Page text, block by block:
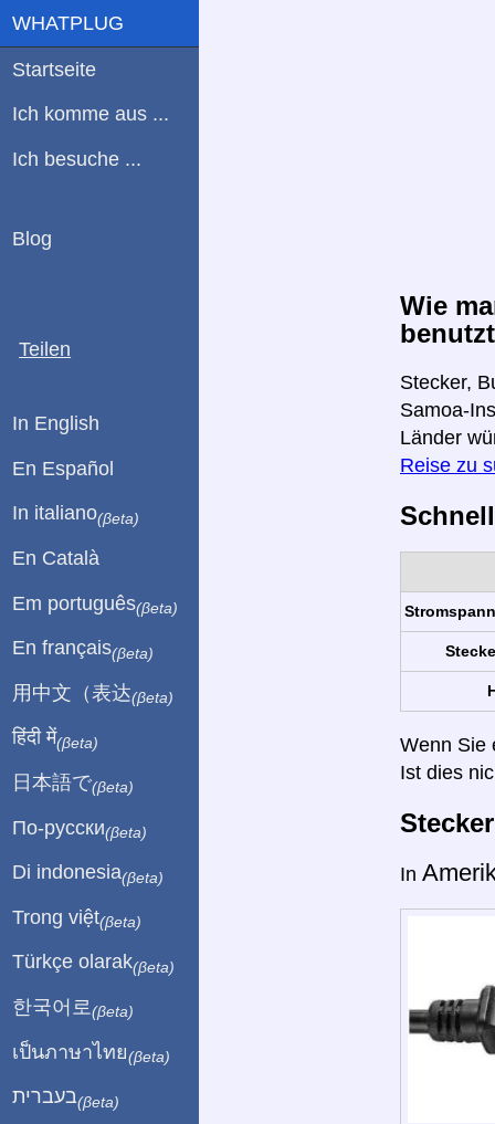
Wie
benutzt
Stecker,
Samoa-
Länder
Reise zu
Wenn Sie
Ist dies
In
WHATPLUG
Startseite
Ich komme aus ...
Ich besuche ...
Blog
Teilen
In English
En Español
In italiano(βeta)
En Català
Em português(βeta)
En français(βeta)
用中文（表达(βeta)
हिंदी में(βeta)
日本語で(βeta)
По-русски(βeta)
Di indonesia(βeta)
Trong việt(βeta)
Türkçe olarak(βeta)
한국어로 (βeta)
เป็นภาษาไทย(βeta)
בעברית(βeta)